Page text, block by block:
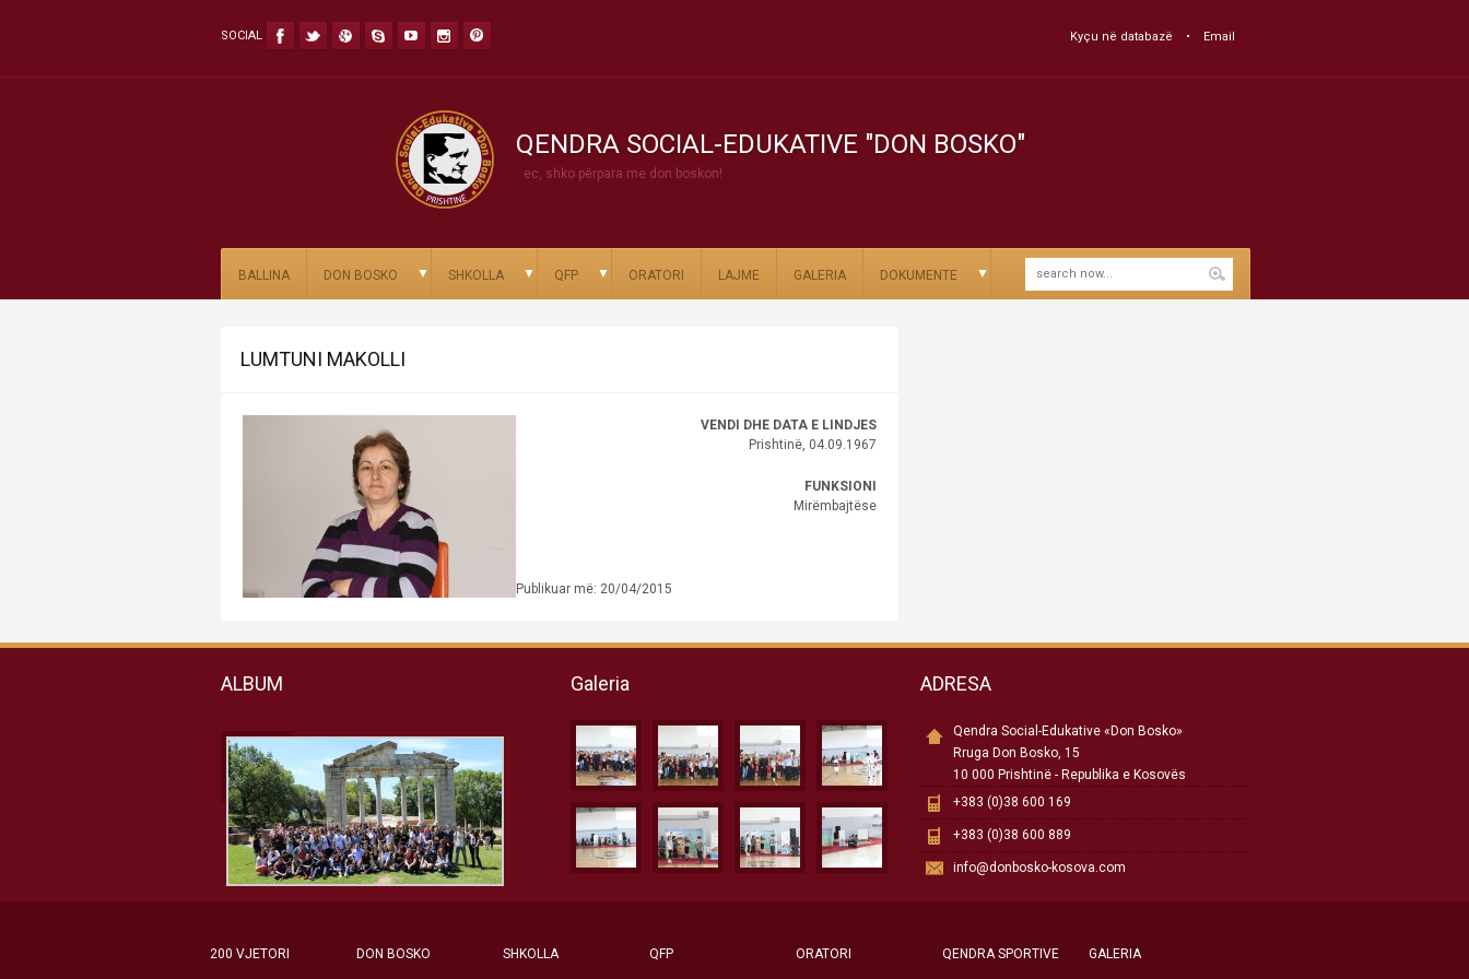
SOCIAL Kyçu në databazë Email
QENDRA SOCIAL-EDUKATIVE "DON BOSKO"
ec, shko përpara me don boskon!
BALLINA DON BOSKO ▼ SHKOLLA ▼ QFP ▼ ORATORI LAJME GALERIA DOKUMENTE ▼
LUMTUNI MAKOLLI
VENDI DHE DATA E LINDJES
Prishtinë, 04.09.1967
FUNKSIONI
Mirëmbajtëse
Publikuar më: 20/04/2015
ALBUM Galeria ADRESA
Qendra Social-Edukative «Don Bosko»
Rruga Don Bosko, 15
10 000 Prishtinë - Republika e Kosovës
+383 (0)38 600 169
+383 (0)38 600 889
info@donbosko-kosova.com
200 VJETORI DON BOSKO SHKOLLA QFP ORATORI QENDRA SPORTIVE GALERIA